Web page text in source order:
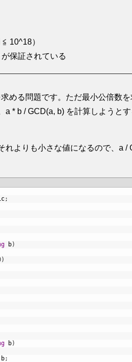
10^18）
保証されている
める問題です。ただ最小公倍数
a * b / GCD(a, b) を計算しようと
れよりも小さな値になるので、a /
;
b)
b)
b;